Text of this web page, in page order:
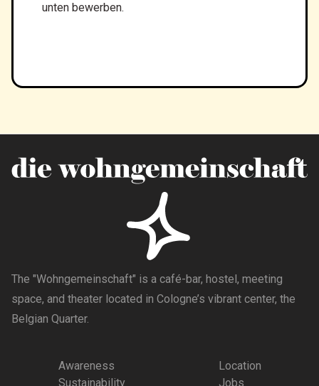
unten bewerben.
The "Wohngemeinschaft" is a café-bar, hostel, meeting
space, and theater located in Cologne’s vibrant center, the
Belgian Quarter.
Awareness
Sustainability
Location
Jobs